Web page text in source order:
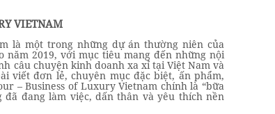
VIETNAM
là một trong những dự án thường niên của
năm 2019, với mục tiêu mang đến những nội
câu chuyện kinh doanh xa xỉ tại Việt Nam và
viết đơn lẻ, chuyên mục đặc biệt, ấn phẩm,
– Business of Luxury Vietnam chính là “bữa
đang làm việc, dấn thân và yêu thích nền